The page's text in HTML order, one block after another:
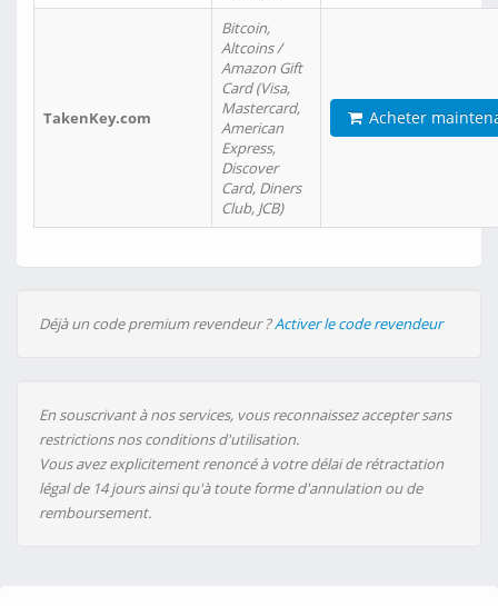
TakenKey.com
Bitcoin,
Altcoins /
Amazon Gift
Card (Visa,
Mastercard,
American
Express,
Discover
Card, Diners
Club, JCB)
Acheter
Déjà un code premium revendeur ?Activer le code revendeur
En souscrivant à nos services, vous reconnaissez accepter sans
restrictions nos conditions d'utilisation.
Vous avez explicitement renoncé à votre délai de rétractation
légal de 14 jours ainsi qu'à toute forme d'annulation ou de
remboursement.